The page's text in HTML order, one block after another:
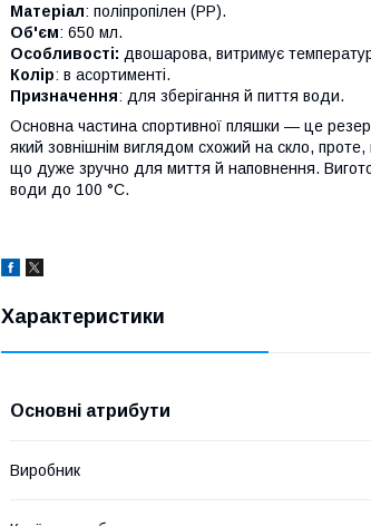
Матеріал: поліпропілен (PP).
Об'єм: 650 мл.
Особливості: двошарова, витримує
Колір: в асортименті.
Призначення: для зберігання й пиття води.
Основна частина спортивної пляшки — це
який зовнішнім виглядом схожий на скло, проте,
що дуже зручно для миття й наповнення.
води до 100 °C.
Характеристики
Основні атрибути
Виробник